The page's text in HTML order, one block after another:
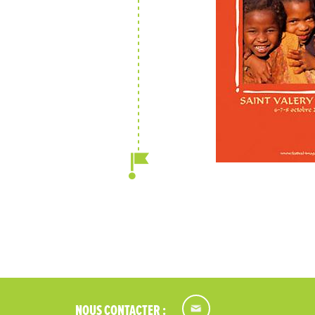
NOUS CONTACTER :